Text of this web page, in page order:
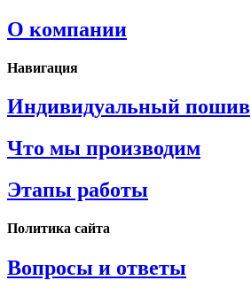
О компании
Навигация
Индивидуальный пошив
Что мы производим
Этапы работы
Политика сайта
Вопросы и ответы